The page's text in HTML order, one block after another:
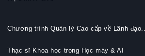
Chương trình Quản lý Cao cấp về Lãnh đạo...
Thạc sĩ Khoa học trong Học máy & AI